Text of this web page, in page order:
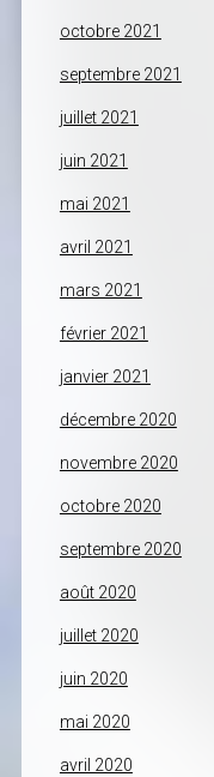
octobre 2021
septembre 2021
juillet 2021
juin 2021
mai 2021
avril 2021
mars 2021
février 2021
janvier 2021
décembre 2020
novembre 2020
octobre 2020
septembre 2020
août 2020
juillet 2020
juin 2020
mai 2020
avril 2020